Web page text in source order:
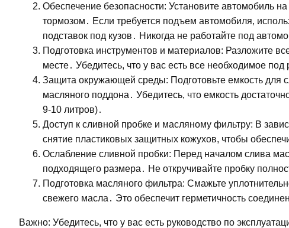
Обеспечение безопасности: Установите автомобиль
тормозом․ Если требуется подъем автомобиля,
подставок под кузов․ Никогда не работайте под
Подготовка инструментов и материалов: Разложите
месте․ Убедитесь, что у вас есть все необходимое под
Защита окружающей среды: Подготовьте емкость для
масляного поддона․ Убедитесь, что емкость
9-10 литров)․
Доступ к сливной пробке и масляному фильтру: В
снятие пластиковых защитных кожухов, чтобы
Ослабление сливной пробки: Перед началом слива
подходящего размера․ Не откручивайте пробку
Подготовка масляного фильтра: Смажьте
свежего масла․ Это обеспечит герметичность
Важно: Убедитесь, что у вас есть руководство по